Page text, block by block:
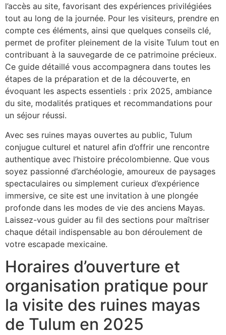
l’accès au site, favorisant des expériences privilégiées
tout au long de la journée. Pour les visiteurs, prendre en
compte ces éléments, ainsi que quelques conseils clé,
permet de profiter pleinement de la visite Tulum tout en
contribuant à la sauvegarde de ce patrimoine précieux.
Ce guide détaillé vous accompagnera dans toutes les
étapes de la préparation et de la découverte, en
évoquant les aspects essentiels : prix 2025, ambiance
du site, modalités pratiques et recommandations pour
un séjour réussi.
Avec ses ruines mayas ouvertes au public, Tulum
conjugue culturel et naturel afin d’offrir une rencontre
authentique avec l’histoire précolombienne. Que vous
soyez passionné d’archéologie, amoureux de paysages
spectaculaires ou simplement curieux d’expérience
immersive, ce site est une invitation à une plongée
profonde dans les modes de vie des anciens Mayas.
Laissez-vous guider au fil des sections pour maîtriser
chaque détail indispensable au bon déroulement de
votre escapade mexicaine.
Horaires d’ouverture et
organisation pratique pour
la visite des ruines mayas
de Tulum en 2025